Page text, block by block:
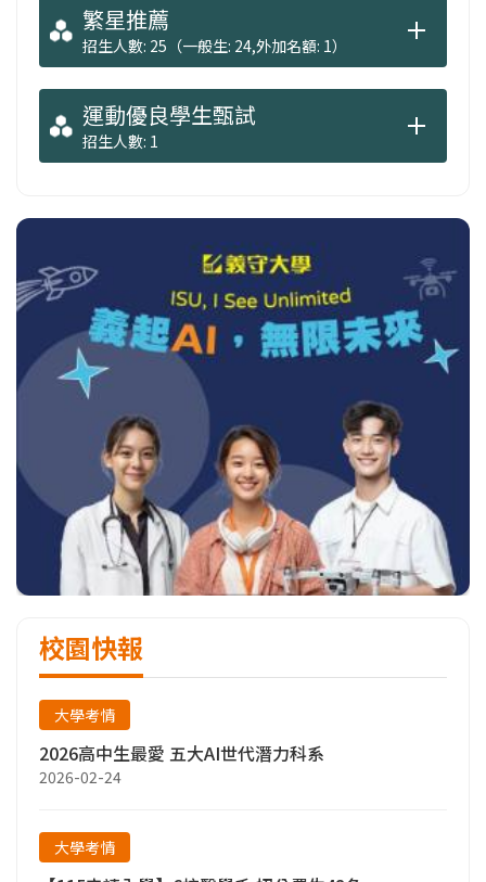
繁星推薦
招生人數: 25（一般生: 24,外加名額: 1）
運動優良學生甄試
招生人數: 1
校園快報
大學考情
2026高中生最愛 五大AI世代潛力科系
2026-02-24
大學考情